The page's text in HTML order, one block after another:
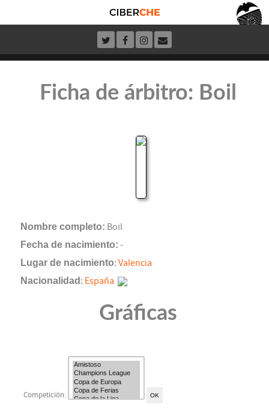
Ficha de árbitro: Boil
Nombre completo: Boil
Fecha de nacimiento: -
Lugar de nacimiento: Valencia
Nacionalidad : España
Gráficas
Competición: